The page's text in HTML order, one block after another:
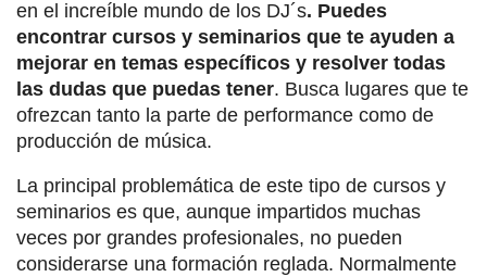
en el increíble mundo de los DJ´s. Puedes
encontrar cursos y seminarios que te ayuden a
mejorar en temas específicos y resolver todas
las dudas que puedas tener. Busca lugares que te
ofrezcan tanto la parte de performance como de
producción de música.
La principal problemática de este tipo de cursos y
seminarios es que, aunque impartidos muchas
veces por grandes profesionales, no pueden
considerarse una formación reglada. Normalmente